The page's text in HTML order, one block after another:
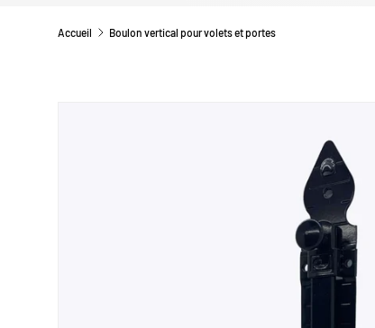
Accueil Boulon vertical pour volets et portes